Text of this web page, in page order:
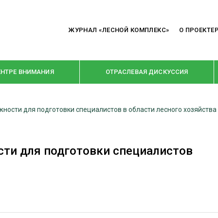
ЖУРНАЛ «ЛЕСНОЙ КОМПЛЕКС» О ПРОЕКТЕ
ВНИМАНИЯ ОТРАСЛЕВАЯ ДИСКУССИЯ
ДОМОСТРОЕНИЕ
РУБРИКИ
КРУПНЫМ ПЛАНОМ
для подготовки специалистов в области лесного хозяйства
для подготовки специалистов